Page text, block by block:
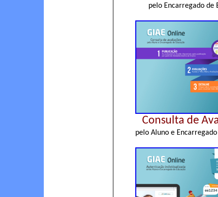
pelo Encarregado de
Consulta de
pelo Aluno e